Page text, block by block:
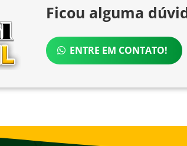
Ficou alguma
ENTRE EM CONTATO!